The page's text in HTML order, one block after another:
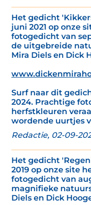
Het gedicht
juni 2021 op onze
fotogedicht van
de uitgebreide
Mira Diels en Dick
Surf naar dit
2024. Prachtige
herfstkleuren
wordende uurtjes
Redactie, 02-09-
Het gedicht
2019 op onze site
fotogedicht van
magnifieke
Diels en Dick